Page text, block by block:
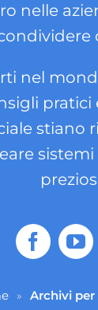
nelle
nel
stiano
» Archivi per